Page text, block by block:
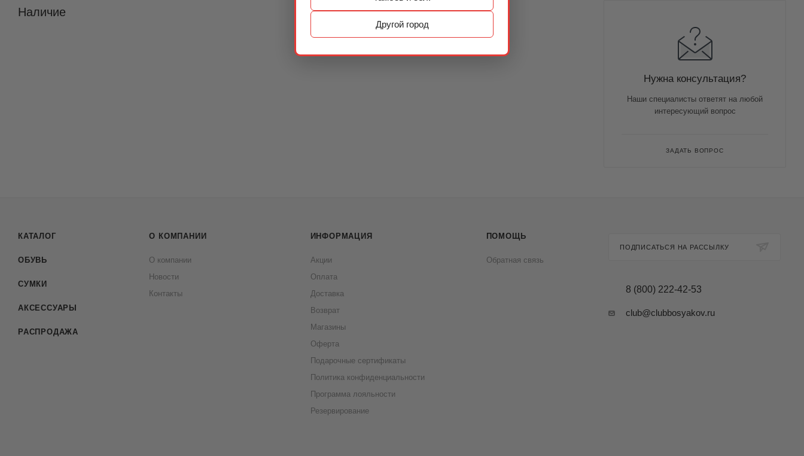
Другой город
Наличие
Нужна консультация?
Наши специалисты ответят на любой
интересующий вопрос
ЗАДАТЬ ВОПРОС
КАТАЛОГ
ОБУВЬ
СУМКИ
АКСЕССУАРЫ
РАСПРОДАЖА
О КОМПАНИИ
О компании
Новости
Контакты
ИНФОРМАЦИЯ
Акции
Оплата
Доставка
Возврат
Магазины
Оферта
Подарочные сертификаты
Политика конфиденциальности
Программа лояльности
Резервирование
ПОМОЩЬ
Обратная связь
ПОДПИСАТЬСЯ НА РАССЫЛКУ
8 (800) 222-42-53
club@clubbosyakov.ru